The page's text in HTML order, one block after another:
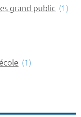
grand public (1)
(1)